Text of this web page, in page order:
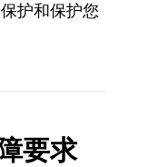
护和保护您
要求